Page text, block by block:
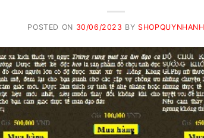
POSTED ON 30/06/2023 BY SHOPQUYNHANH